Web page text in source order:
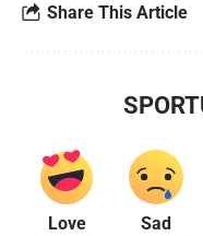
Share This Article
Love
Sad